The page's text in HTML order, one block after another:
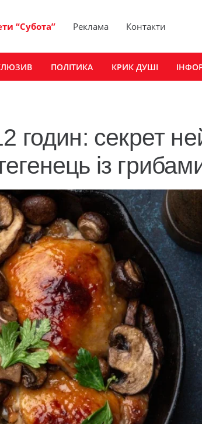
“Субота” Реклама Контакти
ПОЛІТИКА КРИК ДУШІ
годин: секрет
із